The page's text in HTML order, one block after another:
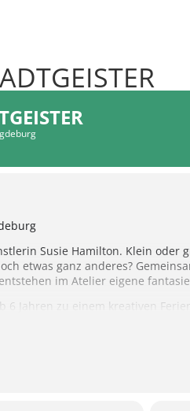
Susie Hamilton. Klein
etwas ganz anderes?
im Atelier eigene
6 Jahren zu einem kreativen